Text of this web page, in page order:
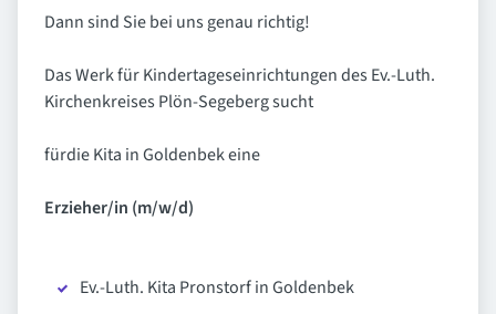
Dann sind Sie bei uns genau richtig!
Das Werk für Kindertageseinrichtungen des Ev.-Luth.
Kirchenkreises Plön-Segeberg sucht
fürdie Kita in Goldenbek eine
Erzieher/in (m/w/d)
Ev.-Luth. Kita Pronstorf in Goldenbek